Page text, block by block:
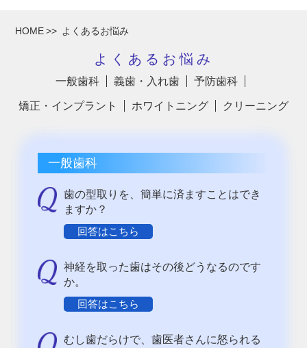
HOME よくあるお悩み
よくあるお悩み
一般歯科 義歯・入れ歯 予防歯科
矯正・インプラント ホワイトニング クリーニング
一般歯科
歯の型取りを、簡単に済ますことはでき
ますか？
回答はこちら
神経を取った歯はその後どうなるのです
か。
回答はこちら
むし歯だらけで、歯医者さんに怒られる